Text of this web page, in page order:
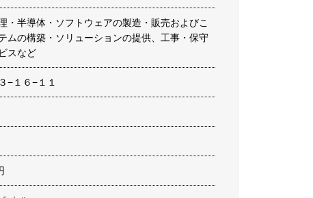
・半導体・ソフトウェアの製造・販売およびこ
ムの構築・ソリューションの提供、工事・保守
スなど
−１６−１１